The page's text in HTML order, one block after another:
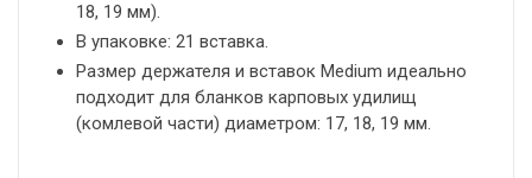
18, 19 мм).
В упаковке: 21 вставка.
Размер держателя и вставок Medium идеально
подходит для бланков карповых удилищ
(комлевой части) диаметром: 17, 18, 19 мм.